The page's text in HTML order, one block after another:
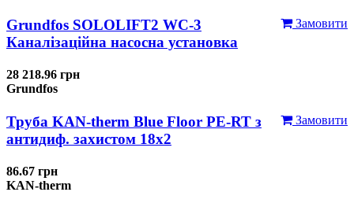
Замовити
Grundfos SOLOLIFT2 WC-3
Каналізаційна насосна установка
28 218.96 грн
Grundfos
Замовити
Труба KAN-therm Blue Floor PE-RT з
антидиф. захистом 18х2
86.67 грн
KAN-therm